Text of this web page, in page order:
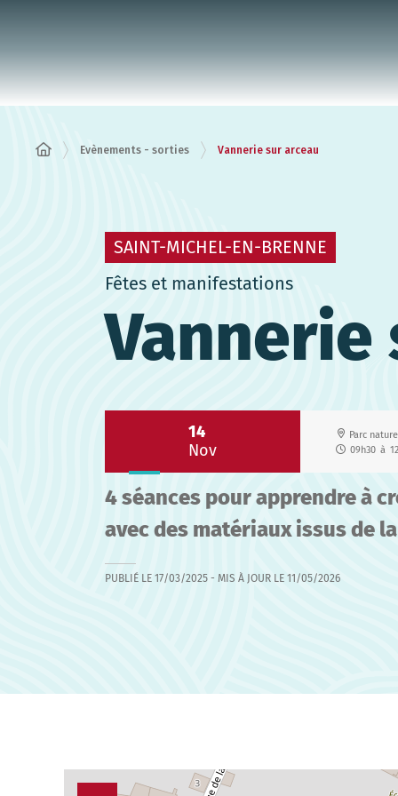
Evènements - sorties Vannerie sur arceau
SAINT-MICHEL-EN-BRENNE
Fêtes et manifestations
Vannerie
14
Nov
Parc
09h30 à
4 séances pour apprendre à
avec des matériaux issus de
PUBLIÉ LE 17/03/2025 - MIS À JOUR LE 11/05/2026